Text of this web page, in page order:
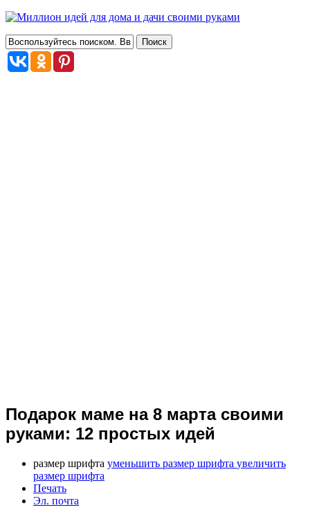
Подарок маме на 8 марта своими
руками: 12 простых идей
размер шрифта уменьшить размер шрифта увеличить
размер шрифта
Печать
Эл. почта